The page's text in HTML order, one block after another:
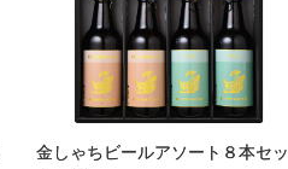
金しゃちビールアソート８本セッ